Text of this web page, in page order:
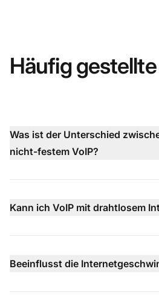
Häufig
Was ist der Unterschied
nicht-festem VoIP?
Kann ich VoIP mit drahtlosem
Beeinflusst die